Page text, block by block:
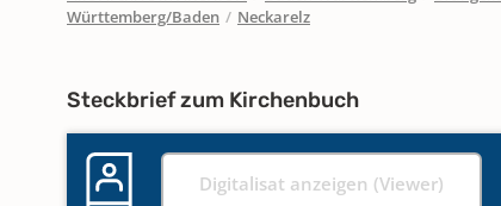
Württemberg/Baden / Neckarelz
Steckbrief zum Kirchenbuch
Digitalisat anzeigen (Viewer)